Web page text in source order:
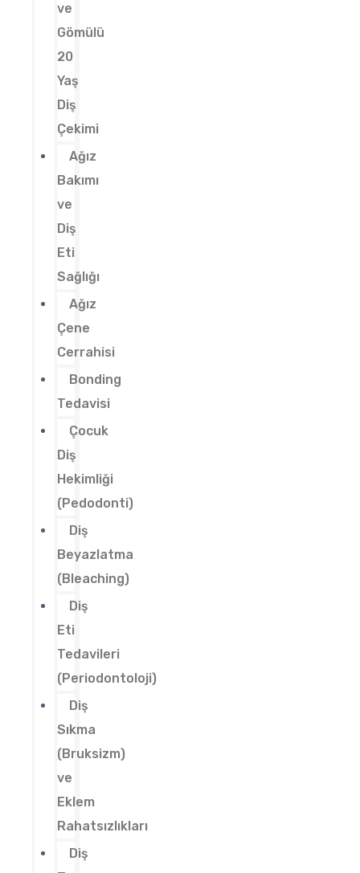
ve
Gömülü
20
Yaş
Diş
Çekimi
Ağız
Bakımı
ve
Diş
Eti
Sağlığı
Ağız
Çene
Cerrahisi
Bonding
Tedavisi
Çocuk
Diş
Hekimliği
(Pedodonti)
Diş
Beyazlatma
(Bleaching)
Diş
Eti
Tedavileri
(Periodontoloji)
Diş
Sıkma
(Bruksizm)
ve
Eklem
Rahatsızlıkları
Diş